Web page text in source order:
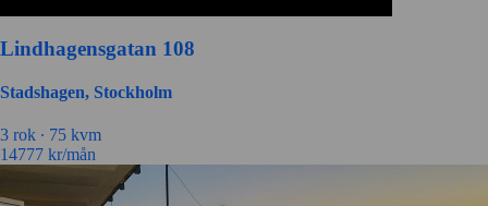
Lindhagensgatan 108
Stadshagen, Stockholm
3 rok ∙ 75 kvm
14777 kr/mån